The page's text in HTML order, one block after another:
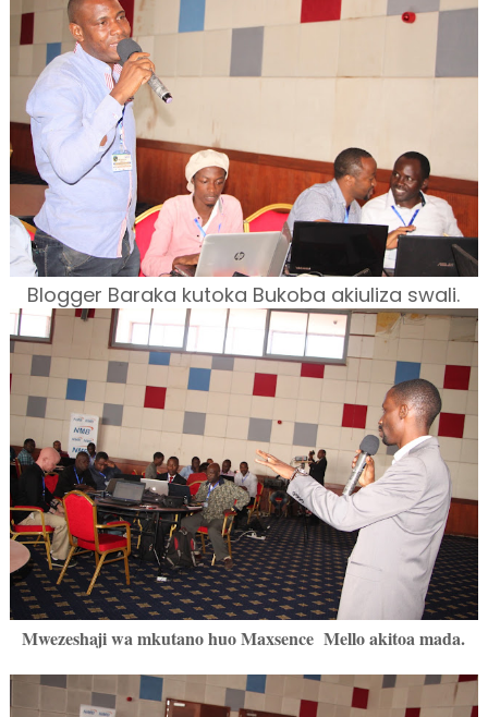
Blogger Baraka kutoka Bukoba akiuliza swali.
Mwezeshaji wa mkutano huo Maxsence Mello akitoa mada.